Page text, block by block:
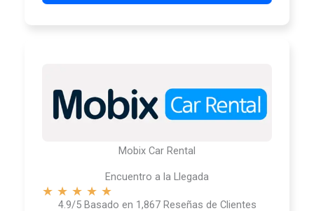
Mobix Car Rental
Encuentro a la Llegada
★ ★ ★ ★ ★
4.9/5 Basado en 1,867 Reseñas de Clientes